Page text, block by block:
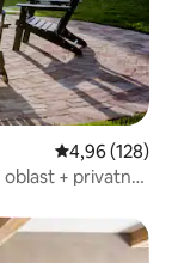
Prosečna
4,96 (128)
oblast + privatno